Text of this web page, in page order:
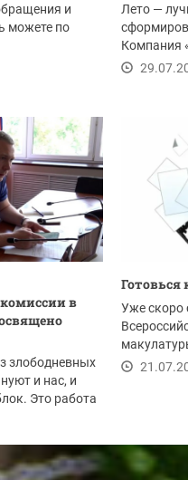
и
можете по
Лето —
Компания
жителей
в
злободневных
и нас, и
Это работа
Готовься
Уже скоро
по 30